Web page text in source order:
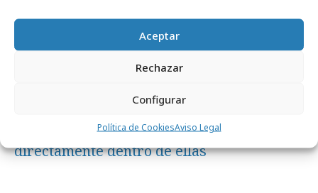
Aceptar
Rechazar
Configurar
Política de CookiesAviso Legal
1 de cada 4 usuarios de redes compra
directamente dentro de ellas